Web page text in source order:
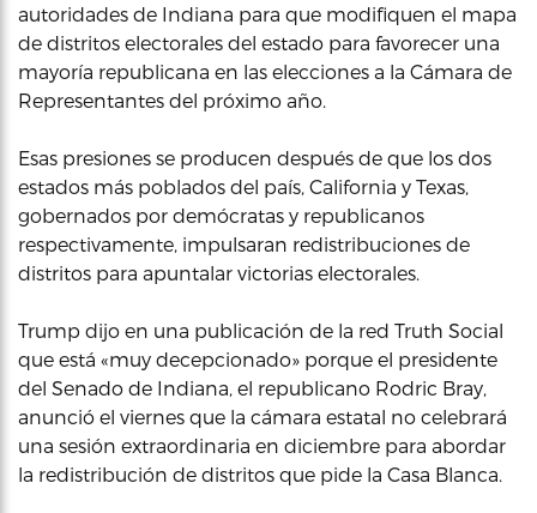
autoridades de Indiana para que modifiquen el mapa
de distritos electorales del estado para favorecer una
mayoría republicana en las elecciones a la Cámara de
Representantes del próximo año.
Esas presiones se producen después de que los dos
estados más poblados del país, California y Texas,
gobernados por demócratas y republicanos
respectivamente, impulsaran redistribuciones de
distritos para apuntalar victorias electorales.
Trump dijo en una publicación de la red Truth Social
que está «muy decepcionado» porque el presidente
del Senado de Indiana, el republicano Rodric Bray,
anunció el viernes que la cámara estatal no celebrará
una sesión extraordinaria en diciembre para abordar
la redistribución de distritos que pide la Casa Blanca.